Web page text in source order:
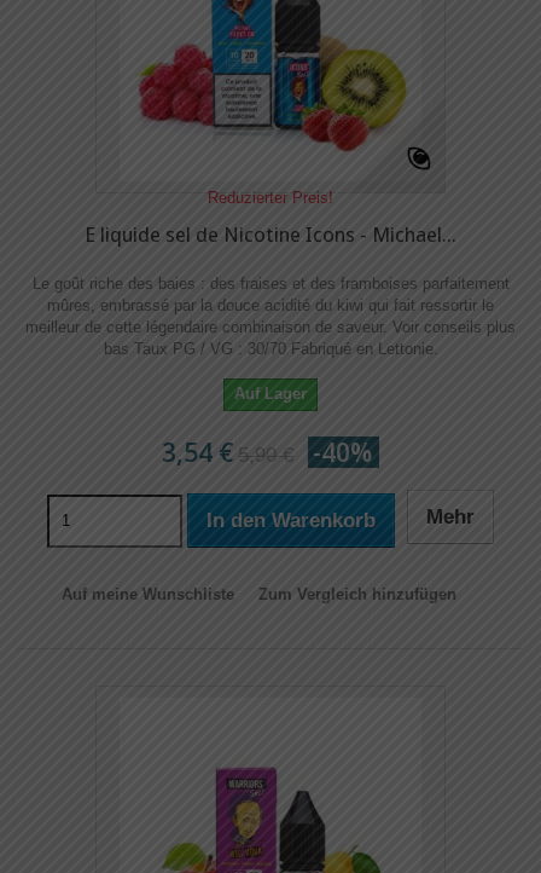
Reduzierter Preis!
E liquide sel de Nicotine Icons - Michael...
Le goût riche des baies : des fraises et des framboises parfaitement
mûres, embrassé par la douce acidité du kiwi qui fait ressortir le
meilleur de cette légendaire combinaison de saveur. Voir conseils plus
bas Taux PG / VG : 30/70 Fabriqué en Lettonie.
Auf Lager
3,54 € 5,90 € -40%
In den Warenkorb Mehr
Auf meine Wunschliste Zum Vergleich hinzufügen